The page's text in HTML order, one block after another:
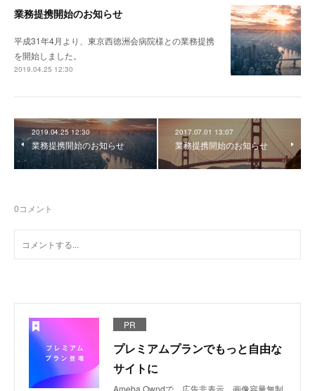
業務提携開始のお知らせ
平成31年4月より、東京西徳洲会病院様との業務提携
を開始しました。
2019.04.25 12:30
2019.04.25 12:30
業務提携開始のお知らせ
2017.07.01 13:07
業務提携開始のお知らせ
0コメント
PR
プレミアムプランでもっと自由な
サイトに
Ameba Owndで、広告非表示、画像容量無制